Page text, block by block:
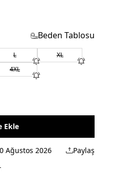
Beden Tablosu
L
XL
4XL
Ekle
Ağustos 2026 Paylaş